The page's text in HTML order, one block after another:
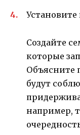
Установите
Создайте
которые
Объясните
будут
например,